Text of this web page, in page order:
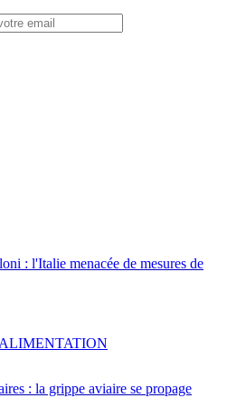
: l'Italie menacée de mesures de
: la grippe aviaire se propage